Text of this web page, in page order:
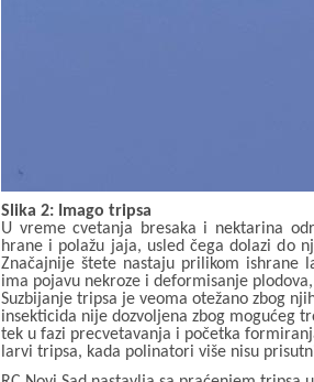
Slika 2: Imago tripsa
U vreme cvetanja bresaka i nektarina
hrane i polažu jaja, usled čega dolazi do
Značajnije štete nastaju prilikom ishrane
ima pojavu nekroze i deformisanje
Suzbijanje tripsa je veoma otežano zbog
insekticida nije dozvoljena zbog mogućeg
tek u fazi precvetavanja i početka
larvi tripsa, kada polinatori više nisu